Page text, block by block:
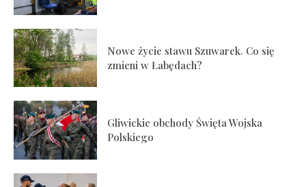
Nowe życie stawu Szuwarek. Co się
zmieni w Łabędach?
Gliwickie obchody Święta Wojska
Polskiego